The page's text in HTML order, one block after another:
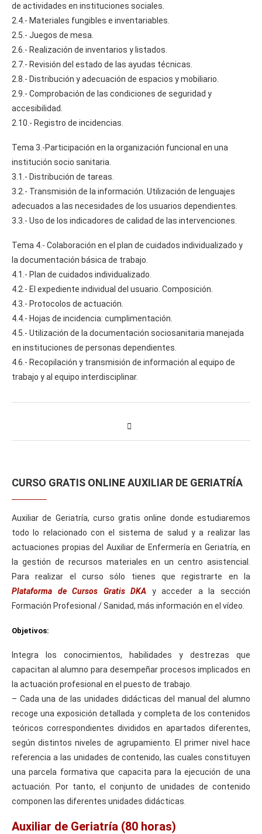
de actividades en instituciones sociales.
2.4.- Materiales fungibles e inventariables.
2.5.- Juegos de mesa.
2.6.- Realización de inventarios y listados.
2.7.- Revisión del estado de las ayudas técnicas.
2.8.- Distribución y adecuación de espacios y mobiliario.
2.9.- Comprobación de las condiciones de seguridad y
accesibilidad.
2.10.- Registro de incidencias.
Tema 3.-Participación en la organización funcional en una
institución socio sanitaria.
3.1.- Distribución de tareas.
3.2.- Transmisión de la información. Utilización de lenguajes
adecuados a las necesidades de los usuarios dependientes.
3.3.- Uso de los indicadores de calidad de las intervenciones.
Tema 4.- Colaboración en el plan de cuidados individualizado y
la documentación básica de trabajo.
4.1.- Plan de cuidados individualizado.
4.2.- El expediente individual del usuario. Composición.
4.3.- Protocolos de actuación.
4.4.- Hojas de incidencia: cumplimentación.
4.5.- Utilización de la documentación sociosanitaria manejada
en instituciones de personas dependientes.
4.6.- Recopilación y transmisión de información al equipo de
trabajo y al equipo interdisciplinar.
CURSO GRATIS ONLINE AUXILIAR DE GERIATRÍA
Auxiliar de Geriatría, curso gratis online donde estudiaremos
todo lo relacionado con el sistema de salud y a realizar las
actuaciones propias del Auxiliar de Enfermería en Geriatría, en
la gestión de recursos materiales en un centro asistencial.
Para realizar el curso sólo tienes que registrarte en la
Plataforma de Cursos Gratis DKA y acceder a la sección
Formación Profesional / Sanidad, más información en el vídeo.
Objetivos:
Integra los conocimientos, habilidades y destrezas que
capacitan al alumno para desempeñar procesos implicados en
la actuación profesional en el puesto de trabajo.
– Cada una de las unidades didácticas del manual del alumno
recoge una exposición detallada y completa de los contenidos
teóricos correspondientes divididos en apartados diferentes,
según distintos niveles de agrupamiento. El primer nivel hace
referencia a las unidades de contenido, las cuales constituyen
una parcela formativa que capacita para la ejecución de una
actuación. Por tanto, el conjunto de unidades de contenido
componen las diferentes unidades didácticas.
Auxiliar de Geriatría (80 horas)